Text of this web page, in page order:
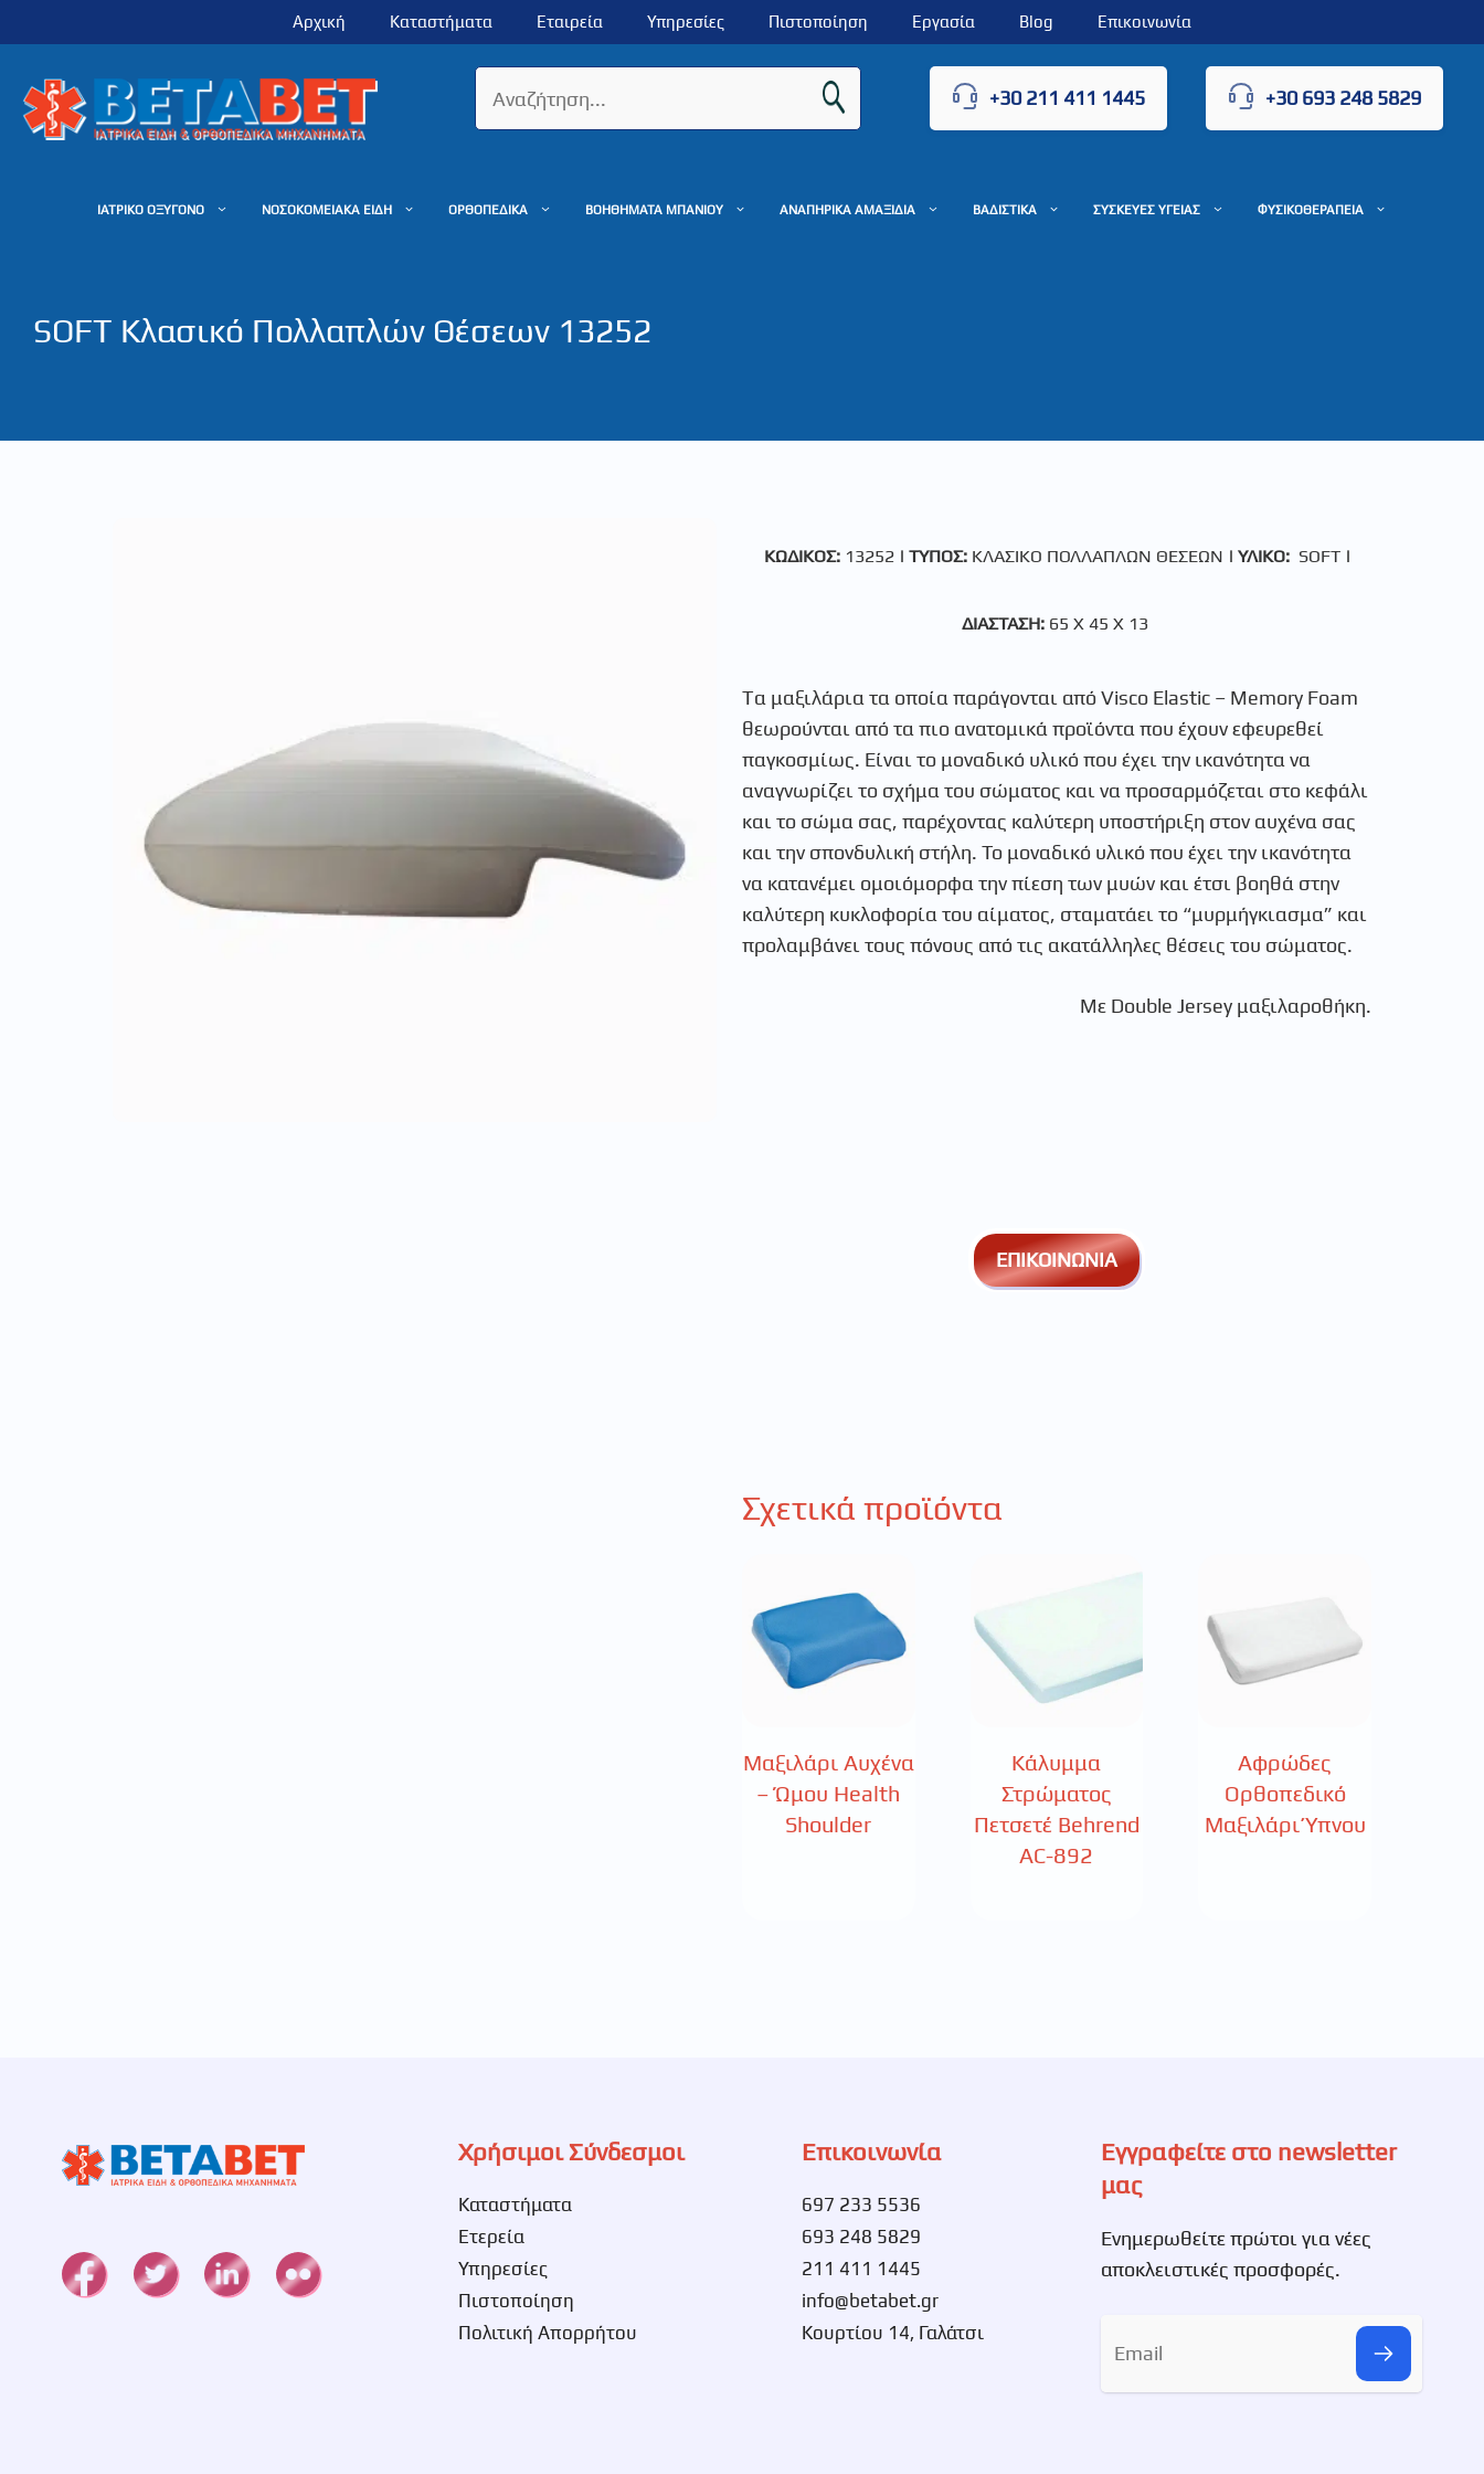
σε
περιεχόμενο
Αρχική Καταστήματα Εταιρεία Υπηρεσίες Πιστοποίηση Εργασία Blog Επικοινωνία
+30 211 411 1445 +30 693 248 5829
ΙΑΤΡΙΚΟ ΟΞΥΓΟΝΟ ΝΟΣΟΚΟΜΕΙΑΚΑ ΕΙΔΗ ΟΡΘΟΠΕΔΙΚΑ ΒΟΗΘΗΜΑΤΑ ΜΠΑΝΙΟΥ ΑΝΑΠΗΡΙΚΑ ΑΜΑΞΙΔΙΑ ΒΑΔΙΣΤΙΚΑ ΣΥΣΚΕΥΕΣ ΥΓΕΙΑΣ ΦΥΣΙΚΟΘΕΡΑΠΕΙΑ
SOFT Κλασικό Πολλαπλών Θέσεων 13252
ΚΩΔΙΚΟΣ: 13252| ΤΥΠΟΣ:ΚΛΑΣΙΚΟ ΠΟΛΛΑΠΛΩΝ ΘΕΣΕΩΝ | ΥΛΙΚΟ:SOFT |
ΔΙΑΣΤΑΣΗ:65 Χ 45 Χ 13
Tα μαξιλάρια τα οποία παράγονται από Visco Elastic – Memory Foam
θεωρούνται από τα πιο ανατομικά προϊόντα που έχουν εφευρεθεί
παγκοσμίως. Είναι το μοναδικό υλικό που έχει την ικανότητα να
αναγνωρίζει το σχήμα του σώματος και να προσαρμόζεται στο κεφάλι
και το σώμα σας, παρέχοντας καλύτερη υποστήριξη στον αυχένα σας
και την σπονδυλική στήλη. Το μοναδικό υλικό που έχει την ικανότητα
να κατανέμει ομοιόμορφα την πίεση των μυών και έτσι βοηθά στην
καλύτερη κυκλοφορία του αίματος, σταματάει το “μυρμήγκιασμα” και
προλαμβάνει τους πόνους από τις ακατάλληλες θέσεις του σώματος.
Με Double Jersey μαξιλαροθήκη.
ΕΠΙΚΟΙΝΩΝΙΑ
Σχετικά προϊόντα
Μαξιλάρι Αυχένα
– Ώμου Health
Shoulder
Κάλυμμα
Στρώματος
Πετσετέ Behrend
AC-892
Αφρώδες
Ορθοπεδικό
Μαξιλάρι Ύπνου
Χρήσιμοι Σύνδεσμοι
Καταστήματα
Ετερεία
Υπηρεσίες
Πιστοποίηση
Πολιτική Απορρήτου
Επικοινωνία
697 233 5536
693 248 5829
211 411 1445
info@betabet.gr
Κουρτίου 14, Γαλάτσι
Εγγραφείτε στο newsletter
μας
Ενημερωθείτε πρώτοι για νέες
αποκλειστικές προσφορές.